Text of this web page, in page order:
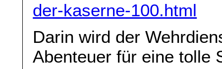
der-kaserne-100.html
Darin wird der
Abenteuer für eine tolle